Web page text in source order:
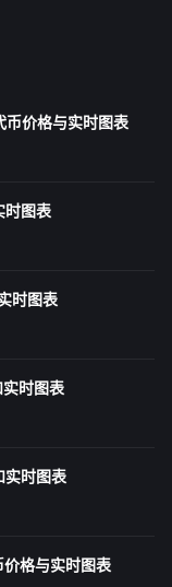
价格与实时图表
时图表
时图表
时图表
实时图表
格与实时图表